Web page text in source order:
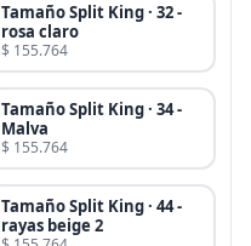
Tamaño Split King · 32 -
rosa claro
$ 155.764
Tamaño Split King · 34 -
Malva
$ 155.764
Tamaño Split King · 44 -
rayas beige 2